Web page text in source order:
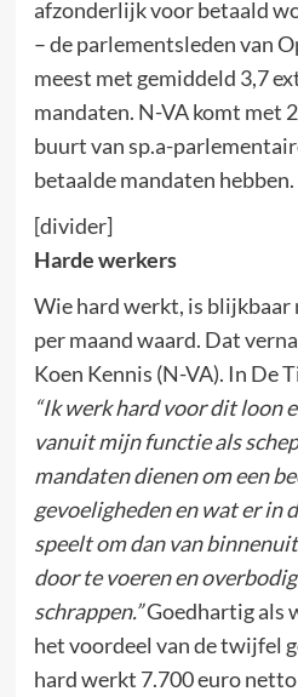
afzonderlijk voor betaald
– de parlementsleden van
meest met gemiddeld 3,7
mandaten. N-VA komt met
buurt van sp.a-
betaalde mandaten hebben.
[divider]
Harde werkers
Wie hard werkt, is
per maand waard. Dat
Koen Kennis (N-VA). In De
“Ik werk hard voor dit loon
vanuit mijn functie als
mandaten dienen om een
gevoeligheden en wat er in
speelt om dan van
door te voeren en
schrappen.”Goedhartig als
het voordeel van de twijfel
hard werkt 7.700 euro